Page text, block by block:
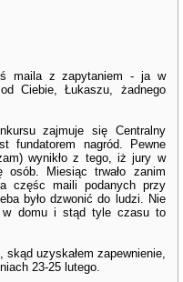
maila z zapytaniem - ja w
Ciebie, Łukaszu, żadnego
zajmuje się Centralny
fundatorem nagród. Pewne
wynikło z tego, iż jury w
osób. Miesiąc trwało zanim
częśc maili podanych przy
było dzwonić do ludzi. Nie
w domu i stąd tyle czasu to
skąd uzyskałem zapewnienie,
23-25 lutego.